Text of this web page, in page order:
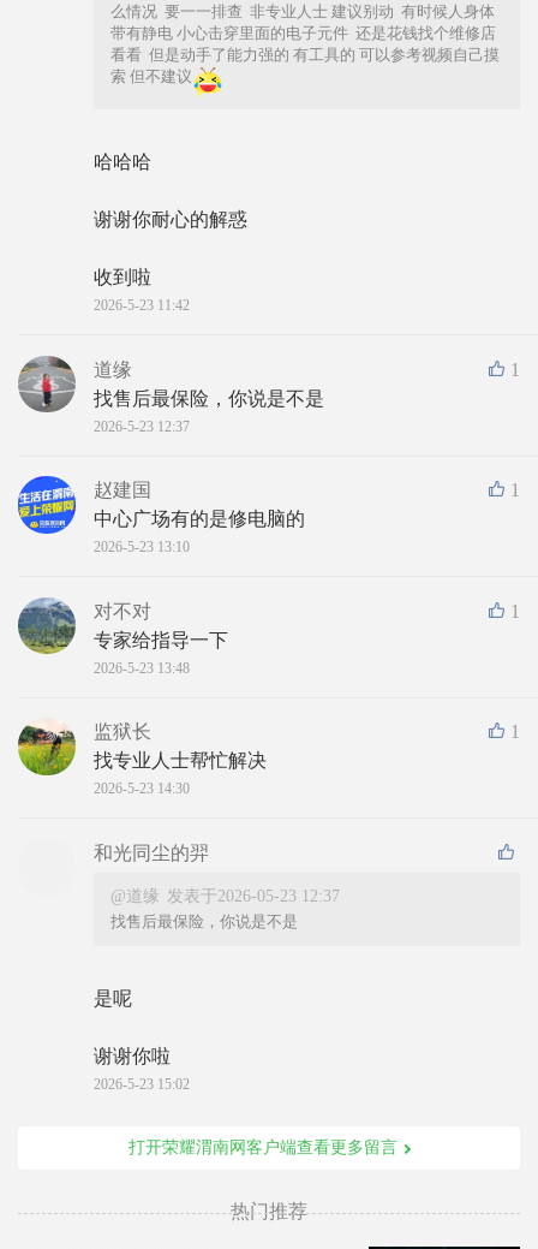
么情况 要一一排查 非专业人士 建议别动 有时候人身体
带有静电 小心击穿里面的电子元件 还是花钱找个维修店
看看 但是动手了能力强的 有工具的 可以参考视频自己摸
索 但不建议
哈哈哈
谢谢你耐心的解惑
收到啦
2026-5-23 11:42
1
道缘
找售后最保险，你说是不是
2026-5-23 12:37
1
赵建国
中心广场有的是修电脑的
2026-5-23 13:10
1
对不对
专家给指导一下
2026-5-23 13:48
1
监狱长
找专业人士帮忙解决
2026-5-23 14:30
和光同尘的羿
@道缘 发表于2026-05-23 12:37
找售后最保险，你说是不是
是呢
谢谢你啦
2026-5-23 15:02
打开荣耀渭南网客户端查看更多留言
热门推荐